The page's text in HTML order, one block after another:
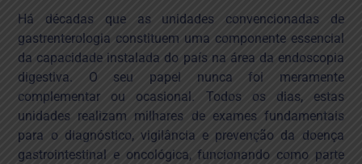
Há décadas que as unidades convencionadas de
gastrenterologia constituem uma componente essencial
da capacidade instalada do país na área da endoscopia
digestiva. O seu papel nunca foi meramente
complementar ou ocasional. Todos os dias, estas
unidades realizam milhares de exames fundamentais
para o diagnóstico, vigilância e prevenção da doença
gastrointestinal e oncológica, funcionando como parte